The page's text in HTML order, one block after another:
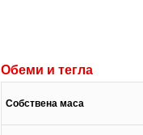
Обеми и тегла
Собствена маса